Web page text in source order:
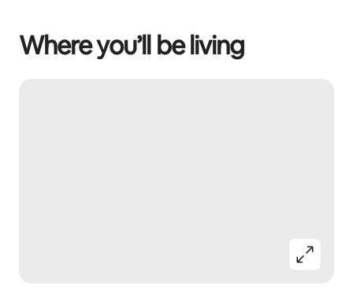
Where you’ll be living